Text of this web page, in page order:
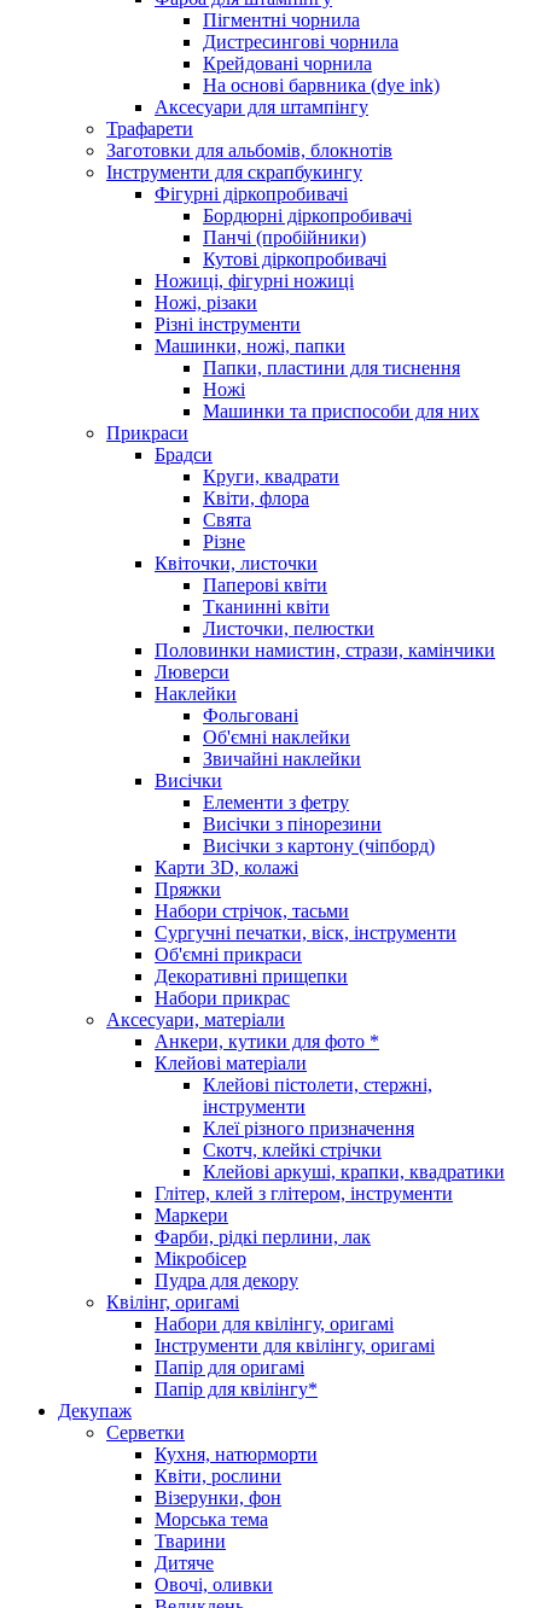
Пігментні чорнила
Дистресингові чорнила
Крейдовані чорнила
На основі барвника (dye ink)
Аксесуари для штампінгу
Трафарети
Заготовки для альбомів, блокнотів
Інструменти для скрапбукингу
Фігурні діркопробивачі
Бордюрні діркопробивачі
Панчі (пробійники)
Кутові діркопробивачі
Ножиці, фігурні ножиці
Ножі, різаки
Різні інструменти
Машинки, ножі, папки
Папки, пластини для тиснення
Ножі
Машинки та приспособи для них
Прикраси
Брадси
Круги, квадрати
Квіти, флора
Свята
Різне
Квіточки, листочки
Паперові квіти
Тканинні квіти
Листочки, пелюстки
Половинки намистин, стрази, камінчики
Люверси
Наклейки
Фольговані
Об'ємні наклейки
Звичайні наклейки
Висічки
Елементи з фетру
Висічки з пінорезини
Висічки з картону (чіпборд)
Карти 3D, колажі
Пряжки
Набори стрічок, тасьми
Сургучні печатки, віск, інструменти
Об'ємні прикраси
Декоративні прищепки
Набори прикрас
Аксесуари, матеріали
Анкери, кутики для фото *
Клейові матеріали
Клейові пістолети, стержні,
інструменти
Клеї різного призначення
Скотч, клейкі стрічки
Клейові аркуші, крапки, квадратики
Глітер, клей з глітером, інструменти
Маркери
Фарби, рідкі перлини, лак
Мікробісер
Пудра для декору
Квілінг, оригамі
Набори для квілінгу, оригамі
Інструменти для квілінгу, оригамі
Папір для оригамі
Папір для квілінгу*
Декупаж
Серветки
Кухня, натюрморти
Квіти, рослини
Візерунки, фон
Морська тема
Тварини
Дитяче
Овочі, оливки